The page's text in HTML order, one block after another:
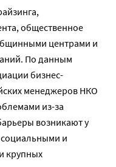
общественное
центрами и
По данным
бизнес-
менеджеров НКО
из-за
возникают у
и
крупных